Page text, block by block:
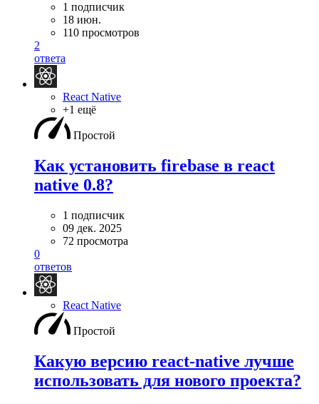
1 подписчик
18 июн.
110 просмотров
2
ответа
React Native
+1 ещё
Простой
Как установить firebase в react
native 0.8?
1 подписчик
09 дек. 2025
72 просмотра
0
ответов
React Native
Простой
Какую версию react-native лучше
использовать для нового проекта?